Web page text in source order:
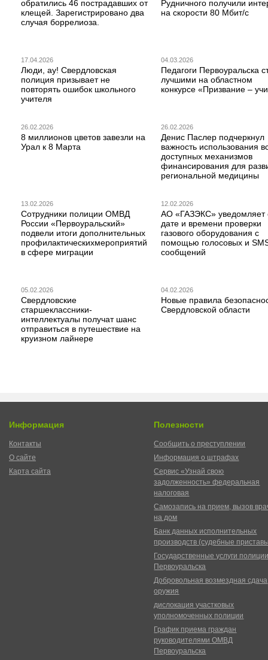
обратились 46 пострадавших от
клещей. Зарегистрировано два
случая боррелиоза.
Рудничного получили
на скорости 80 Мбит/с
17.04.2026
Люди, ау! Свердловская
полиция призывает не
повторять ошибок школьного
учителя
04.03.2026
Педагоги Первоуральска
лучшими на областном
конкурсе «Призвание –
26.02.2026
8 миллионов цветов завезли на
Урал к 8 Марта
26.02.2026
Денис Паслер подчеркнул
важность использования
доступных механизмов
финансирования для
региональной медицины
13.02.2026
Сотрудники полиции ОМВД
России «Первоуральский»
подвели итоги дополнительных
профилактическихмероприятий
в сфере миграции
12.02.2026
АО «ГАЗЭКС» уведомляет
дате и времени проверки
газового оборудования с
помощью голосовых и
сообщений
05.02.2026
Свердловские
старшеклассники-
интеллектуалы получат шанс
отправиться в путешествие на
круизном лайнере
04.02.2026
Новые правила
Свердловской области
Информация
Контакты
О сайте
Карта сайта
Полезности
Сообщить о преступлении
Информация о штрафах
Сервис «Узнай свою
задолженность» федеральная
налоговая
Самозапись на прием, вызов
на дом
Банк данных исполнительных
производств (судебные
Государственные услуги
Первоуральска
Добровольная возмездная сдача
оружия
дислокация участковых
уполномоченных полиции
График приема граждан
руководителями ОМВД
Первоуральска